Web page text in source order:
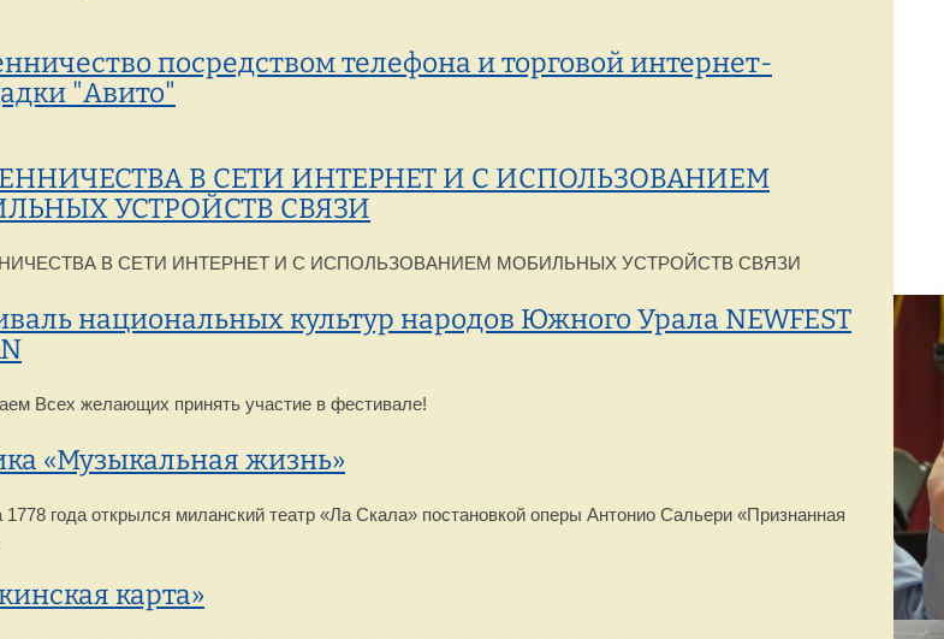
посредством телефона и торговой интернет-
"Авито"
В СЕТИ ИНТЕРНЕТ И С ИСПОЛЬЗОВАНИЕМ
УСТРОЙСТВ СВЯЗИ
В СЕТИ ИНТЕРНЕТ И С ИСПОЛЬЗОВАНИЕМ МОБИЛЬНЫХ УСТРОЙСТВ СВЯЗИ
национальных культур народов Южного Урала NEWFEST
Всех желающих принять участие в фестивале!
«Музыкальная жизнь»
1778 года открылся миланский театр «Ла Скала» постановкой оперы Антонио Сальери «Признанная
карта»